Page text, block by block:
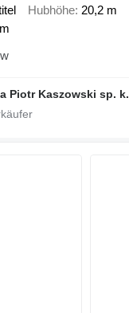
Hubhöhe 20,2 m
Piotr Kaszowski sp. k.